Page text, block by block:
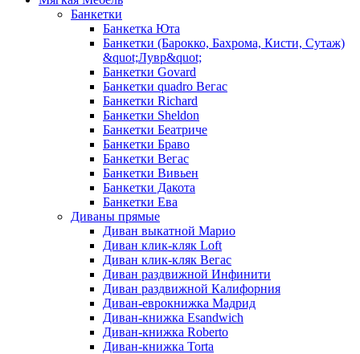
Банкетки
Банкетка Юта
Банкетки (Барокко, Бахрома, Кисти, Сутаж)
&quot;Лувр&quot;
Банкетки Govard
Банкетки quadro Вегас
Банкетки Richard
Банкетки Sheldon
Банкетки Беатриче
Банкетки Браво
Банкетки Вегас
Банкетки Вивьен
Банкетки Дакота
Банкетки Ева
Диваны прямые
Диван выкатной Марио
Диван клик-кляк Loft
Диван клик-кляк Вегас
Диван раздвижной Инфинити
Диван раздвижной Калифорния
Диван-еврокнижка Мадрид
Диван-книжка Esandwich
Диван-книжка Roberto
Диван-книжка Torta